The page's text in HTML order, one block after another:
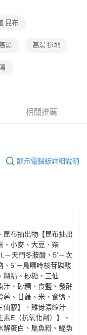
昆布
湯 高湯 道地
相關推薦
顯示電腦版詳細說明
昆布抽出物【昆布抽出
、小麥、大豆、柴
－天門冬胺酸、5’－次
5’－鳥嘌呤核苷磷酸
糊精、砂糖、三仙
汁、砂糖、食鹽、發酵
、甘藷、米、食鹽、
仙膠】、雞骨濃縮汁
素E（抗氧化劑）】、
解蛋白、扁魚粉、鰹魚